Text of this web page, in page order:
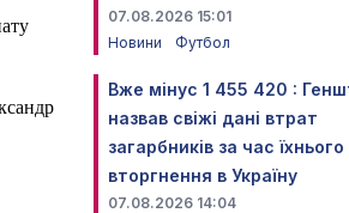
07.08.2026 15:01
Новини
Футбол
Вже мінус 1 455 420 :
назвав свіжі дані втрат
загарбників за час їхнього
вторгнення в Україну
07.08.2026 14:04